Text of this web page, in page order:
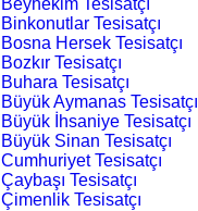
Beyhekim Tesisatçı
Binkonutlar Tesisatçı
Bosna Hersek Tesisatçı
Bozkır Tesisatçı
Buhara Tesisatçı
Büyük Aymanas Tesisatçı
Büyük İhsaniye Tesisatçı
Büyük Sinan Tesisatçı
Cumhuriyet Tesisatçı
Çaybaşı Tesisatçı
Çimenlik Tesisatçı